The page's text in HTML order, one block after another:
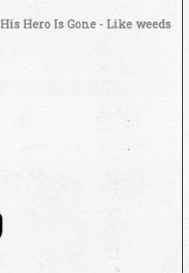
His Hero Is Gone - Like weeds